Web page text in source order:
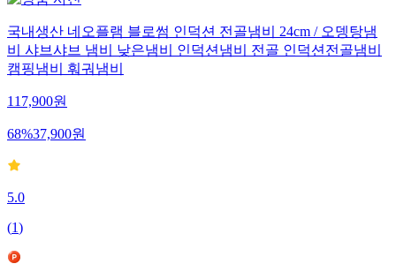
국내생산 네오플램 블로썸 인덕션 전골냄비 24cm / 오뎅탕냄
비 샤브샤브 냄비 낮은냄비 인덕션냄비 전골 인덕션전골냄비
캠핑냄비 훠궈냄비
117,900원
68%37,900원
5.0
(1)